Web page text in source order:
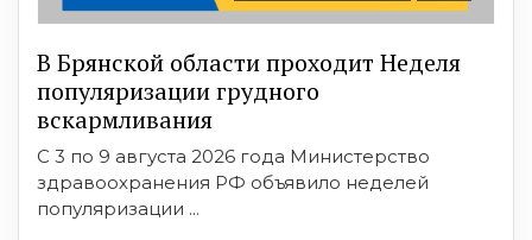
В Брянской области проходит Неделя
популяризации грудного
вскармливания
С 3 по 9 августа 2026 года Министерство
здравоохранения РФ объявило неделей
популяризации ...